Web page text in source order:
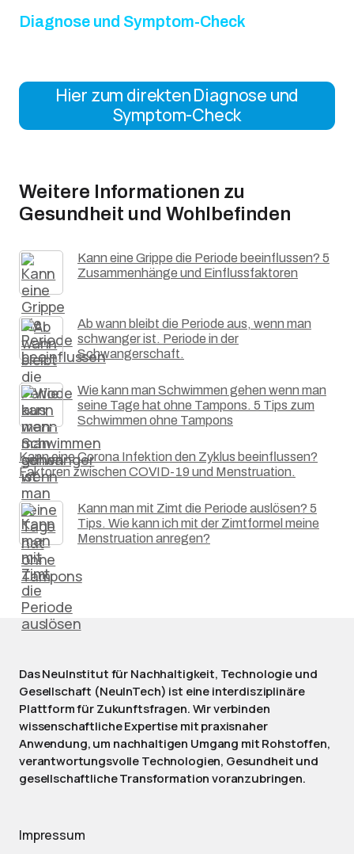
Diagnose und Symptom-Check
Hier zum direkten Diagnose und
Symptom-Check
Weitere Informationen zu
Gesundheit und Wohlbefinden
Kann eine Grippe die Periode beeinflussen? 5
Zusammenhänge und Einflussfaktoren
Ab wann bleibt die Periode aus, wenn man
schwanger ist. Periode in der
Schwangerschaft.
Wie kann man Schwimmen gehen wenn man
seine Tage hat ohne Tampons. 5 Tips zum
Schwimmen ohne Tampons
Kann eine Corona Infektion den Zyklus beeinflussen?
Faktoren zwischen COVID-19 und Menstruation.
Kann man mit Zimt die Periode auslösen? 5
Tips. Wie kann ich mit der Zimtformel meine
Menstruation anregen?
Das NeuInstitut für Nachhaltigkeit, Technologie und
Gesellschaft (NeuInTech) ist eine interdisziplinäre
Plattform für Zukunftsfragen. Wir verbinden
wissenschaftliche Expertise mit praxisnaher
Anwendung, um nachhaltigen Umgang mit Rohstoffen,
verantwortungsvolle Technologien, Gesundheit und
gesellschaftliche Transformation voranzubringen.
Impressum